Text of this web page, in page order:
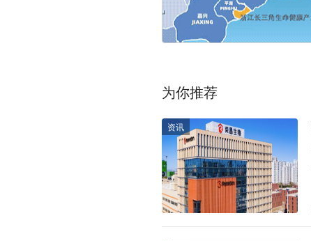
为你推荐
资讯